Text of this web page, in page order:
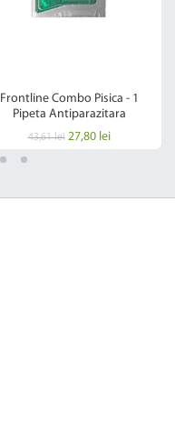
Frontline Combo Pisica - 1
Pipeta Antiparazitara
43,61 lei 27,80 lei